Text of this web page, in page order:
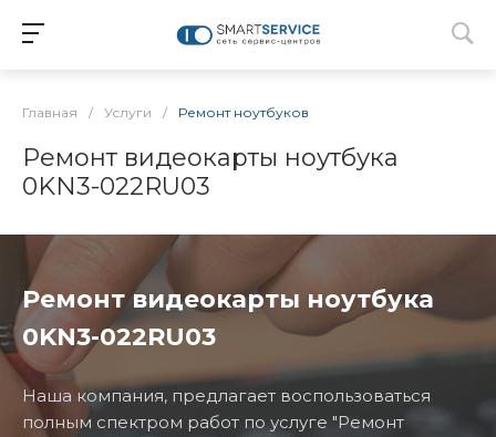
Главная / Услуги / Ремонт ноутбуков
Ремонт видеокарты ноутбука
0KN3-022RU03
Ремонт видеокарты ноутбука
0KN3-022RU03
Наша компания, предлагает воспользоваться
полным спектром работ по услуге "Ремонт